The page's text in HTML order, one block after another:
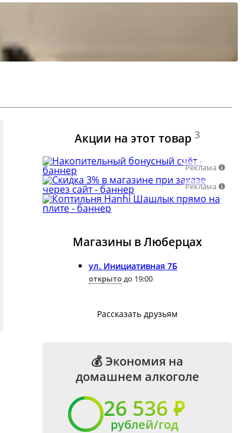
Акции на этот товар 3
Реклама
Реклама
Магазины в Люберцах
ул. Инициативная 7Б
открытодо 19:00
Рассказать друзьям
💰 Экономия на
домашнем алкоголе
26 536 ₽
рублей/год